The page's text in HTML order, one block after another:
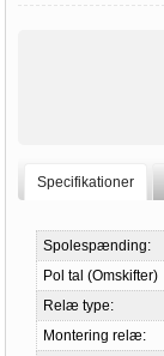
Specifikationer
Spolespænding:
Pol tal (Omskifter)
Relæ type:
Montering relæ: